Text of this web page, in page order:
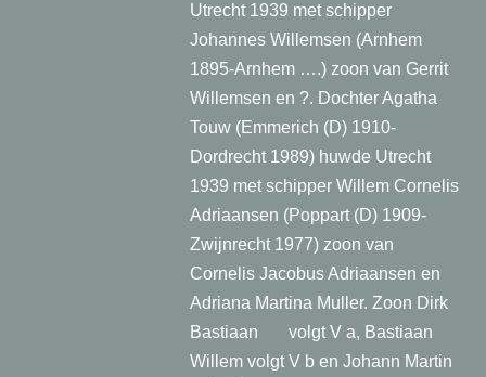
Utrecht 1939 met schipper
Johannes Willemsen (Arnhem
1895-Arnhem ….) zoon van Gerrit
Willemsen en ?. Dochter Agatha
Touw (Emmerich (D) 1910-
Dordrecht 1989) huwde Utrecht
1939 met schipper Willem Cornelis
Adriaansen (Poppart (D) 1909-
Zwijnrecht 1977) zoon van
Cornelis Jacobus Adriaansen en
Adriana Martina Muller. Zoon Dirk
Bastiaan volgt V a, Bastiaan
Willem volgt V b en Johann Martin